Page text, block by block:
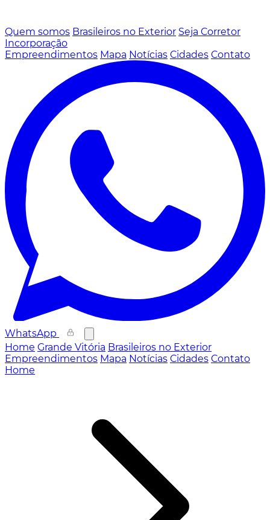
Quem somos Brasileiros no Exterior Seja Corretor
Incorporação
Empreendimentos Mapa Notícias Cidades Contato
WhatsApp
Home Grande Vitória Brasileiros no Exterior
Empreendimentos Mapa Notícias Cidades Contato
Home